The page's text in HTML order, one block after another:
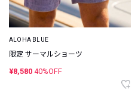
ALOHA BLUE
限定 サーマルショーツ
¥8,580 40%OFF